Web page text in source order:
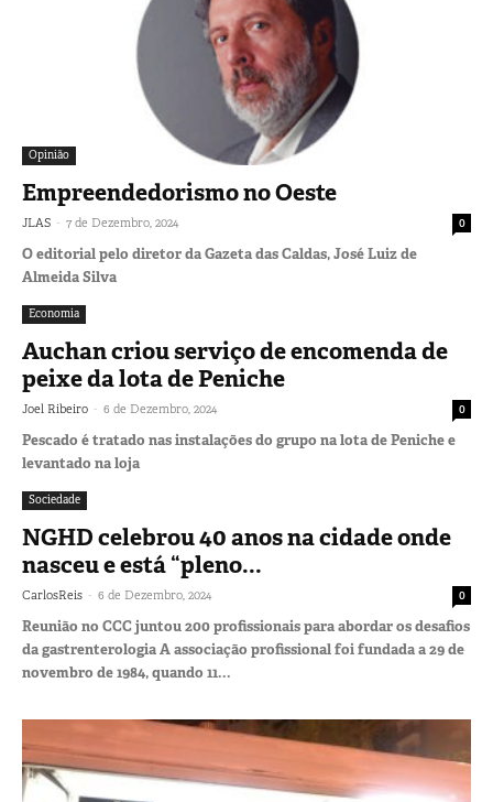
Opinião
Empreendedorismo no Oeste
JLAS - 7 de Dezembro, 2024 0
O editorial pelo diretor da Gazeta das Caldas, José Luiz de
Almeida Silva
Economia
Auchan criou serviço de encomenda de
peixe da lota de Peniche
Joel Ribeiro - 6 de Dezembro, 2024 0
Pescado é tratado nas instalações do grupo na lota de Peniche e
levantado na loja
Sociedade
NGHD celebrou 40 anos na cidade onde
nasceu e está “pleno...
CarlosReis - 6 de Dezembro, 2024 0
Reunião no CCC juntou 200 profissionais para abordar os desafios
da gastrenterologia A associação profissional foi fundada a 29 de
novembro de 1984, quando 11...